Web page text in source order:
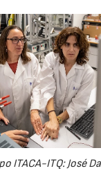
ITACA-ITQ: José